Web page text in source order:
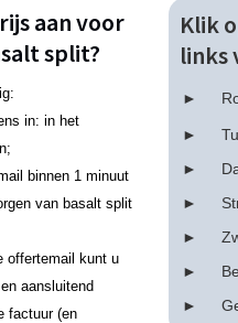
aan voor
split?
in: in het
binnen 1 minuut
van basalt split
offertemail kunt u
aansluitend
factuur (en
Klik
links